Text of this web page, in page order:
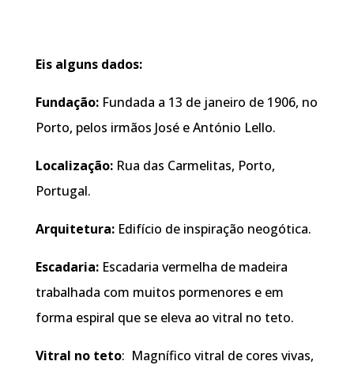
Eis alguns dados:
Fundação:Fundada a 13 de janeiro de 1906, no
Porto, pelos irmãos José e António Lello.
Localização:Rua das Carmelitas, Porto,
Portugal.
Arquitetura:Edifício de inspiração neogótica.
Escadaria: Escadaria vermelha de madeira
trabalhada com muitos pormenores e em
forma espiral que se eleva ao vitral no teto.
Vitral no teto: Magnífico vitral de cores vivas,